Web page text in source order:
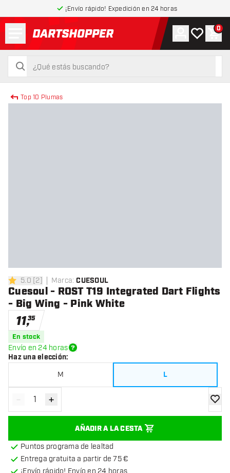
¡Envío rápido! Expedición en 24 horas
volver a la página de inicio
buscar
buscar
Cuenta
Mi lista de
0
Top 10 Plumas
5 estrellas de puntuación
5.0 [2] Marca: CUESOUL
Cuesoul - ROST T19 Integrated Dart Flights
- Big Wing - Pink White
11,35
En stock
Envío en 24 horas
Haz una elección:
M L
Disminuir cantidad
- Aumentar cantidad
+
AÑADIR A LA CESTA
Puntos programa de lealtad
Entrega gratuita a partir de 75 €
¡Envío rápido! Envío en 24 horas